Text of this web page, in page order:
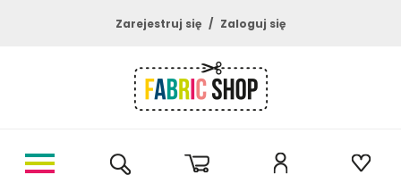
Zarejestruj się Zaloguj się